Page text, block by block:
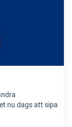
nu dags att sipa